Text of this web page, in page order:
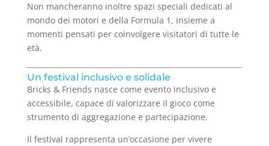
Non mancheranno inoltre spazi speciali dedicati al
mondo dei motori e della Formula 1, insieme a
momenti pensati per coinvolgere visitatori di tutte le
età.
Un festival inclusivo e solidale
Bricks & Friends nasce come evento inclusivo e
accessibile, capace di valorizzare il gioco come
strumento di aggregazione e partecipazione.
Il festival rappresenta un’occasione per vivere